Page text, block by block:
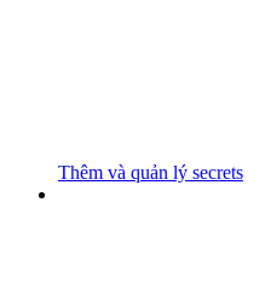
Thêm và quản lý secrets